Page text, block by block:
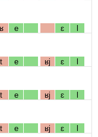
ʁ e ɛ l
t e ʁj ɛ l
t e ʁj ɛ l
t e ʁj ɛ l